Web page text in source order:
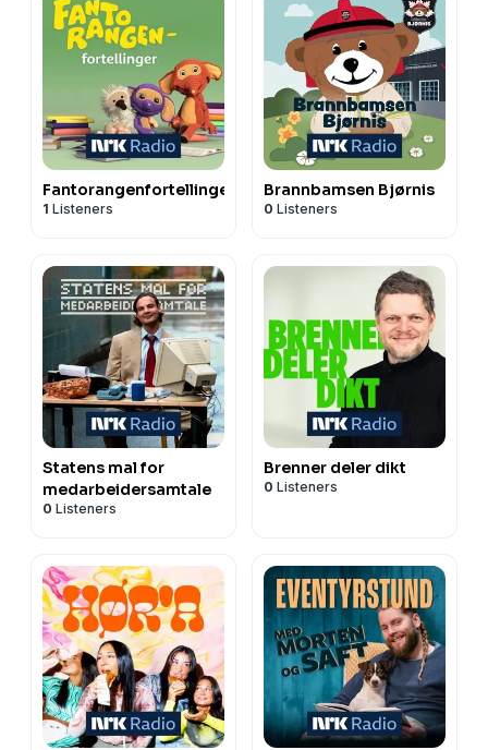
Fantorangenfortellinger
1 Listeners
Brannbamsen Bjørnis
0 Listeners
Statens mal for
medarbeidersamtale
0 Listeners
Brenner deler dikt
0 Listeners